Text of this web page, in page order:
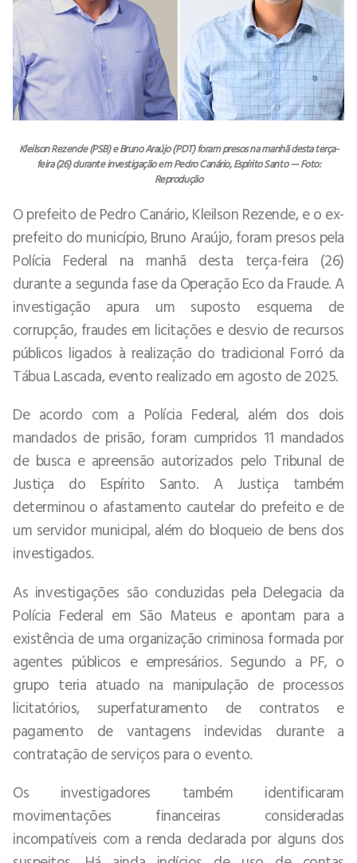
Kleilson Rezende (PSB) e Bruno Araújo (PDT) foram presos na manhã desta terça-
feira (26) durante investigação em Pedro Canário, Espírito Santo — Foto:
Reprodução
O prefeito de Pedro Canário, Kleilson Rezende, e o ex-
prefeito do município, Bruno Araújo, foram presos pela
Polícia Federal na manhã desta terça-feira (26)
durante a segunda fase da Operação Eco da Fraude. A
investigação apura um suposto esquema de
corrupção, fraudes em licitações e desvio de recursos
públicos ligados à realização do tradicional Forró da
Tábua Lascada, evento realizado em agosto de 2025.
De acordo com a Polícia Federal, além dos dois
mandados de prisão, foram cumpridos 11 mandados
de busca e apreensão autorizados pelo Tribunal de
Justiça do Espírito Santo. A Justiça também
determinou o afastamento cautelar do prefeito e de
um servidor municipal, além do bloqueio de bens dos
investigados.
As investigações são conduzidas pela Delegacia da
Polícia Federal em São Mateus e apontam para a
existência de uma organização criminosa formada por
agentes públicos e empresários. Segundo a PF, o
grupo teria atuado na manipulação de processos
licitatórios, superfaturamento de contratos e
pagamento de vantagens indevidas durante a
contratação de serviços para o evento.
Os investigadores também identificaram
movimentações financeiras consideradas
incompatíveis com a renda declarada por alguns dos